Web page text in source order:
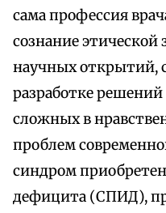
сама профессия
сознание
научных открытий,
разработке
сложных в
проблем
синдром
дефицита (СПИД),